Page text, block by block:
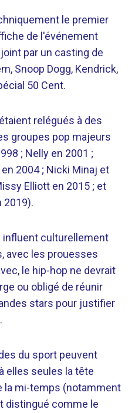
le premier
de l'événement
par un casting de
Snoop Dogg, Kendrick,
50 Cent.
relégués à des
groupes pop majeurs
; Nelly en 2001 ;
2004 ; Nicki Minaj et
Elliott en 2015 ; et
2019).
influent culturellement
avec les prouesses
le hip-hop ne devrait
ou obligé de réunir
stars pour justifier
du sport peuvent
elles seules la tête
la mi-temps (notamment
distingué comme le